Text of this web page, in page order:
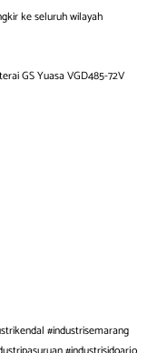
ke seluruh wilayah
GS Yuasa VGD485-72V
#industrisemarang